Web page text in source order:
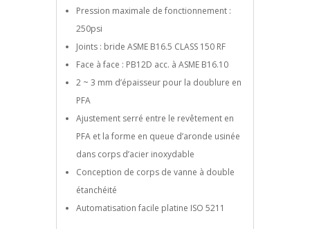
Pression maximale de fonctionnement :
250psi
Joints : bride ASME B16.5 CLASS 150 RF
Face à face : PB12D acc. à ASME B16.10
2 ~ 3 mm d’épaisseur pour la doublure en
PFA
Ajustement serré entre le revêtement en
PFA et la forme en queue d’aronde usinée
dans corps d’acier inoxydable
Conception de corps de vanne à double
étanchéité
Automatisation facile platine ISO 5211